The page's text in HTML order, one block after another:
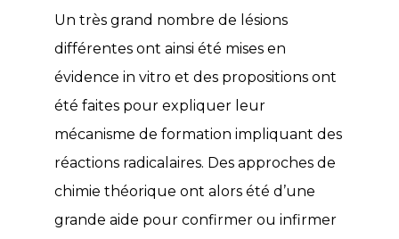
Un très grand nombre de lésions
différentes ont ainsi été mises en
évidence in vitro et des propositions ont
été faites pour expliquer leur
mécanisme de formation impliquant des
réactions radicalaires. Des approches de
chimie théorique ont alors été d’une
grande aide pour confirmer ou infirmer